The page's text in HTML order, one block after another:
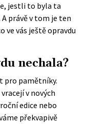
jestli to byla ta
právě v tom je ten
ve vás ještě opravdu
nechala?
pro pamětníky.
v nových
edice nebo
překvapivě